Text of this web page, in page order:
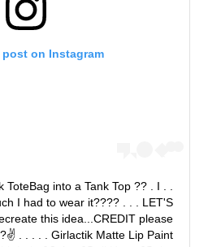
on Instagram
ToteBag into a Tank Top ?? . I
I had to wear it???? . . . LET'S
this idea...CREDIT please
. . . . . Girlactik Matte Lip Paint